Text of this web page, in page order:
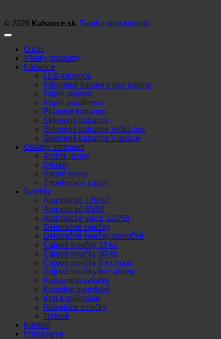
© 2026 Kahance.sk. Tvorba web stránok
O nás
Všetky produkty
Kahance
LED kahance
Náhrobné kahance bez náplne
Náplň olejová
Náplň parafínová
Plastové kahance
Sklenené kahance
Sklenené kahance Veľká noc
Sklenené kahance Vianoce
Ostatný sortiment
Aroma lampy
Difuzér
Vonné vosky
Zapaľovače a plyn
Sviečky
Aromatické 120/92
Aromatické 63/90
Aromatické valce 120/58
Dekoračné sviečky
Dekoračné sviečky vianočné
Čajové sviečky 18 ks
Čajové sviečky 30 ks
Čajové sviečky 8 ks maxi
Čajové sviečky bez arómy
Konzumné sviečky
Kostolné a omšové
Krst a prijímanie
Plávajúce sviečky
Tortové
Kontakt
Prihlásenie